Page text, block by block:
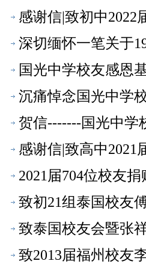
感谢信|致初中2022
深切缅怀一笔关于
会】
国光中学校友感恩
沉痛悼念国光中学
贺信-------国光中学
感谢信|致高中2021
2021届704位校友
致初21组泰国校友
致泰国校友会暨张
致2013届福州校友